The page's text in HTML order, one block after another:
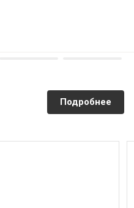
Подробнее